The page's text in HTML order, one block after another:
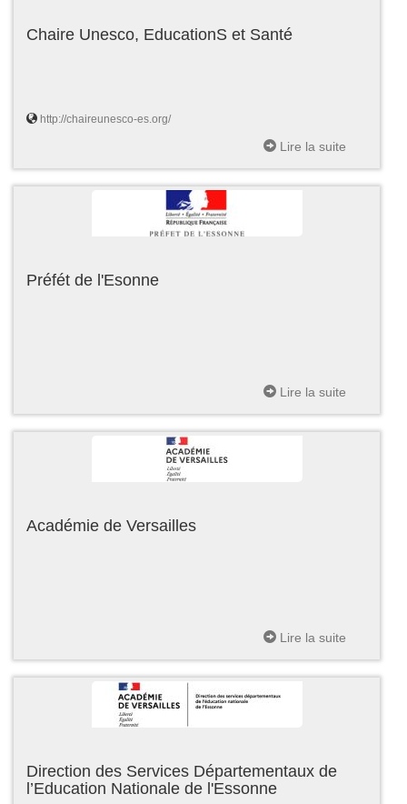
Chaire Unesco, EducationS et Santé
http://chaireunesco-es.org/
Lire la suite
Préfét de l'Esonne
Lire la suite
Académie de Versailles
Lire la suite
Direction des Services Départementaux de
l’Education Nationale de l'Essonne